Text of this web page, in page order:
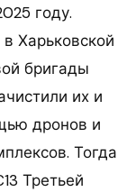
году.
Харьковской
бригады
их и
дронов и
Тогда
Третьей